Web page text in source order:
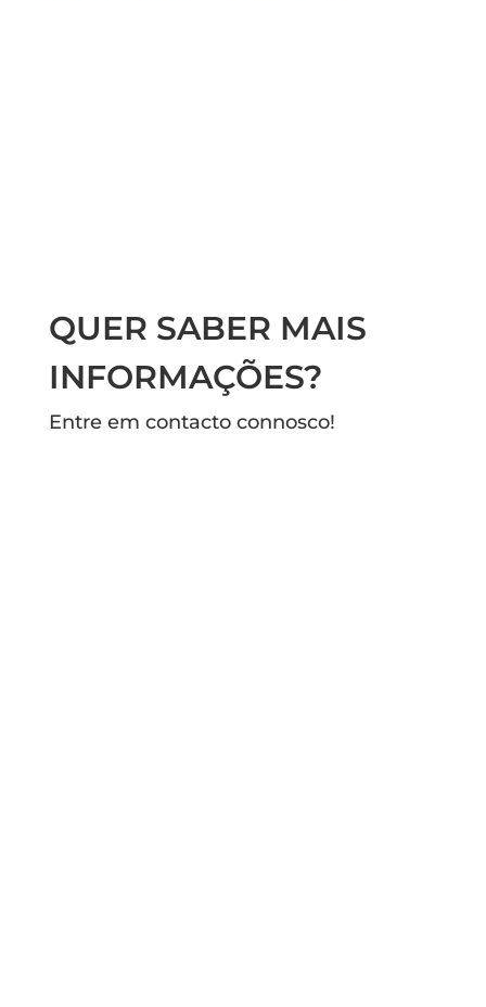
QUER SABER MAIS
INFORMAÇÕES?
Entre em contacto connosco!